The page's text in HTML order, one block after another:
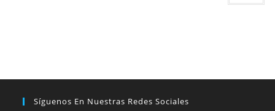
Síguenos En Nuestras Redes Sociales